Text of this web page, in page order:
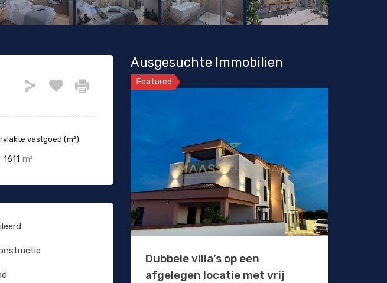
vastgoed (m²)
1611 m²
Ausgesuchte Immobilien
Featured
Dubbele villa’s op een
afgelegen locatie met vrij